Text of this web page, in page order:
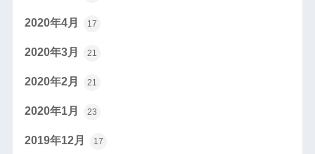
2020年4月 17
2020年3月 21
2020年2月 21
2020年1月 23
2019年12月 17